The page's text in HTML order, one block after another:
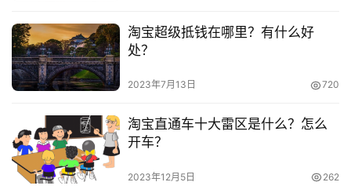
业
项
目
频
号
道搜集你要销售的产品，需要交纳多少钱的保证金。然后在
淘宝的自定义额度上输入1001元，这个时候需要从你的支付
宝中进行支付。如果金额足够，那么直接输入交易密码。如
果交易不够者进入我们的第三步。
3.给支付宝中存入足够的金额，你可以给支付宝绑
定银行卡进行充值，或者在绑定之后直接通过，银行卡进行
支付。支付成功之后，页面就会出现，恭喜您已交纳，保证
淘宝超级抵钱在哪里？有什么好
处？
2023年7月13日 720
淘宝直通车十大雷区是什么？怎么
开车？
2023年12月5日 262